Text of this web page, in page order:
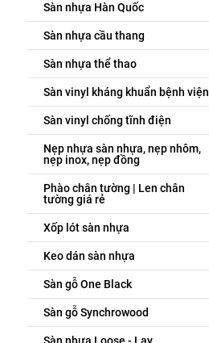
Sàn nhựa Hàn Quốc
Sàn nhựa cầu thang
Sàn nhựa thể thao
Sàn vinyl kháng khuẩn bệnh viện
Sàn vinyl chống tĩnh điện
Nẹp nhựa sàn nhựa, nẹp nhôm,
nẹp inox, nẹp đồng
Phào chân tường | Len chân
tường giá rẻ
Xốp lót sàn nhựa
Keo dán sàn nhựa
Sàn gỗ One Black
Sàn gỗ Synchrowood